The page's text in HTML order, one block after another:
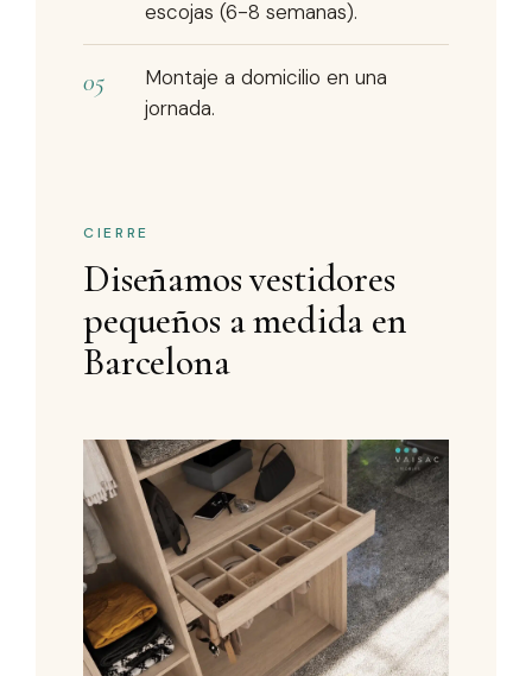
escojas (6-8 semanas).
Montaje a domicilio en una
jornada.
CIERRE
Diseñamos vestidores
pequeños a medida en
Barcelona